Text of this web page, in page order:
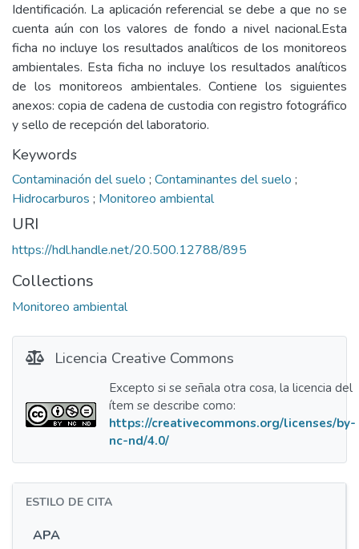
Identificación. La aplicación referencial se debe a que no se
cuenta aún con los valores de fondo a nivel nacional.Esta
ficha no incluye los resultados analíticos de los monitoreos
ambientales. Esta ficha no incluye los resultados analíticos
de los monitoreos ambientales. Contiene los siguientes
anexos: copia de cadena de custodia con registro fotográfico
y sello de recepción del laboratorio.
Keywords
Contaminación del suelo ; Contaminantes del suelo ;
Hidrocarburos ; Monitoreo ambiental
URI
https://hdl.handle.net/20.500.12788/895
Collections
Monitoreo ambiental
Licencia Creative Commons
Excepto si se señala otra cosa, la licencia del
ítem se describe como:
https://creativecommons.org/licenses/by-
nc-nd/4.0/
ESTILO DE CITA
APA